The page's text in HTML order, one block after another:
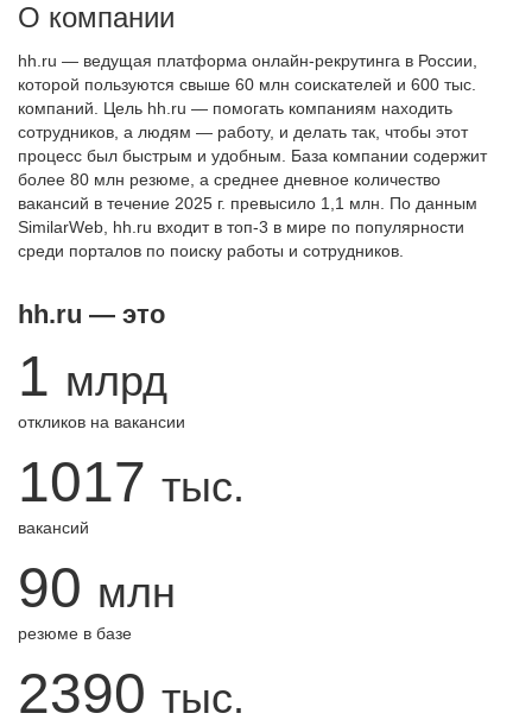
О компании
hh.ru — ведущая платформа онлайн-рекрутинга в России,
которой пользуются свыше 60 млн соискателей и 600 тыс.
компаний. Цель hh.ru — помогать компаниям находить
сотрудников, а людям — работу, и делать так, чтобы этот
процесс был быстрым и удобным. База компании содержит
более 80 млн резюме, а среднее дневное количество
вакансий в течение 2025 г. превысило 1,1 млн. По данным
SimilarWeb, hh.ru входит в топ-3 в мире по популярности
среди порталов по поиску работы и сотрудников.
hh.ru — это
1 млрд
откликов на вакансии
1017 тыс.
вакансий
90 млн
резюме в базе
2390 тыс.